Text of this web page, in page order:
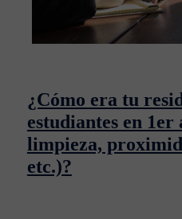
¿Cómo era tu
estudiantes en
limpieza,
etc.)?